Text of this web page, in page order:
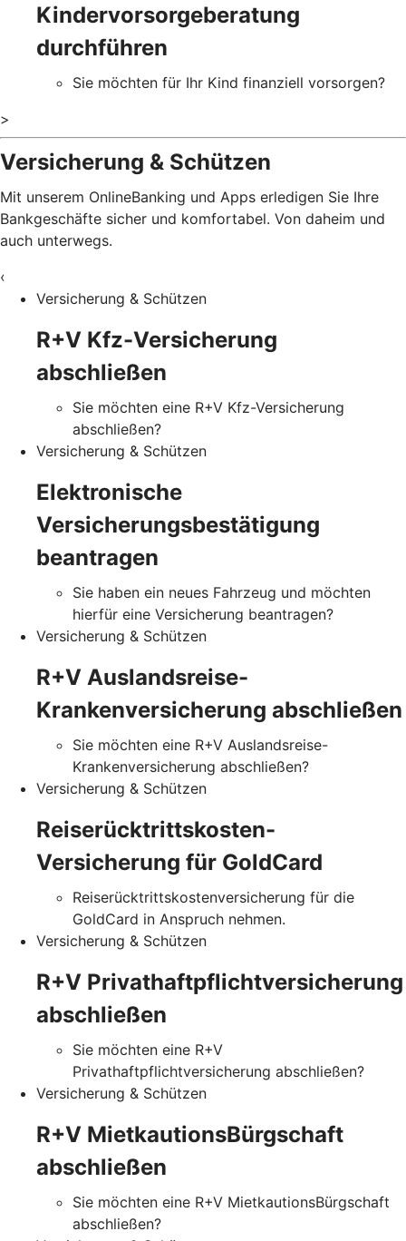
Kindervorsorgeberatung
durchführen
Sie möchten für Ihr Kind finanziell vorsorgen?
>
Versicherung & Schützen
Mit unserem OnlineBanking und Apps erledigen Sie Ihre
Bankgeschäfte sicher und komfortabel. Von daheim und
auch unterwegs.
‹
Versicherung & Schützen
R+V Kfz-Versicherung
abschließen
Sie möchten eine R+V Kfz-Versicherung
abschließen?
Versicherung & Schützen
Elektronische
Versicherungsbestätigung
beantragen
Sie haben ein neues Fahrzeug und möchten
hierfür eine Versicherung beantragen?
Versicherung & Schützen
R+V Auslandsreise-
Krankenversicherung abschließen
Sie möchten eine R+V Auslandsreise-
Krankenversicherung abschließen?
Versicherung & Schützen
Reiserücktrittskosten-
Versicherung für GoldCard
Reiserücktrittskostenversicherung für die
GoldCard in Anspruch nehmen.
Versicherung & Schützen
R+V Privathaftpflichtversicherung
abschließen
Sie möchten eine R+V
Privathaftpflichtversicherung abschließen?
Versicherung & Schützen
R+V MietkautionsBürgschaft
abschließen
Sie möchten eine R+V MietkautionsBürgschaft
abschließen?